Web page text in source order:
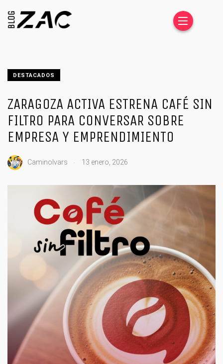
DESTACADOS
ZARAGOZA ACTIVA ESTRENA CAFÉ SIN
FILTRO PARA CONVERSAR SOBRE
EMPRESA Y EMPRENDIMIENTO
CaminoIvars 13 enero, 2026